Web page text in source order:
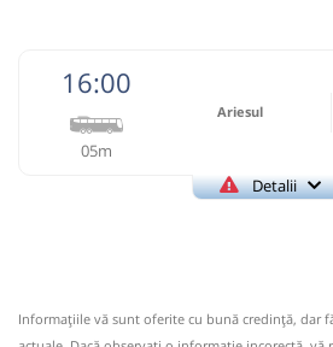
16:00
05m
Ariesul
Detalii
Informaţii neactualizate de 2
Informaţiile vă sunt oferite cu bună credinţă, dar